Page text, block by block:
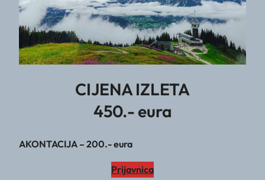
CIJENA IZLETA
450.- eura
AKONTACIJA – 200.- eura
Prijavnica